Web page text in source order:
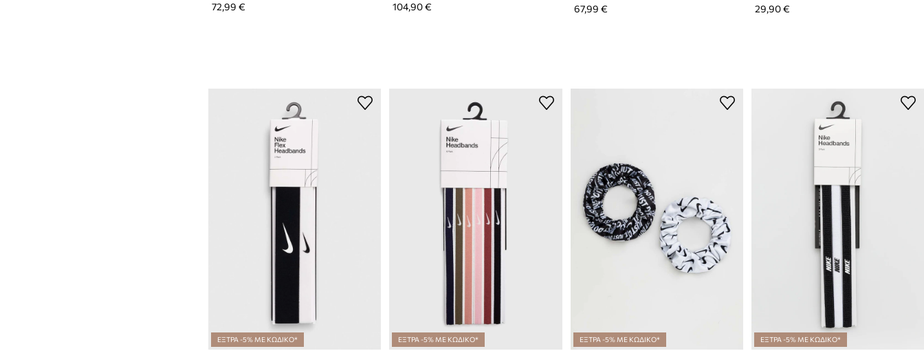
72,99 € 104,90 € 67,99 € 29,90 €
ΕΞΤΡΑ -5% ΜΕ ΚΩΔΙΚΟ* ΕΞΤΡΑ -5% ΜΕ ΚΩΔΙΚΟ* ΕΞΤΡΑ -5% ΜΕ ΚΩΔΙΚΟ* ΕΞΤΡΑ -5% ΜΕ ΚΩΔΙΚΟ*